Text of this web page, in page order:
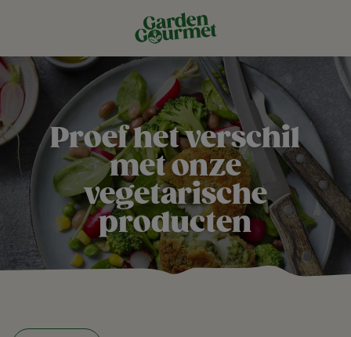
Proef het verschil
met onze
vegetarische
producten